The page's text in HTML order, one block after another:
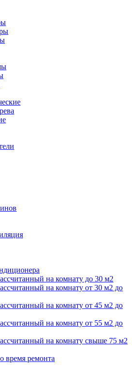
на комнату до 30 м2
на комнату от 30 м2 до
на комнату от 45 м2 до
на комнату от 55 м2 до
на комнату свыше 75 м2
время ремонта